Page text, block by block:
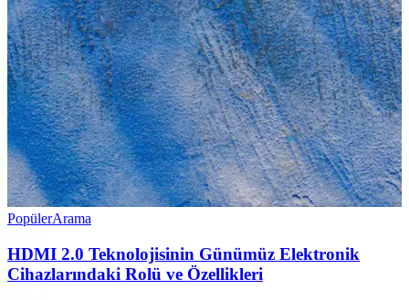
PopülerArama
HDMI 2.0 Teknolojisinin Günümüz Elektronik
Cihazlarındaki Rolü ve Özellikleri